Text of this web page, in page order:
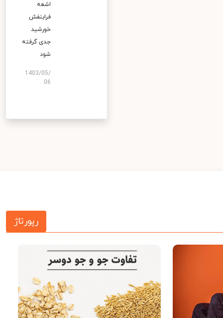
اشعه
فرابنفش
خورشید
جدی گرفته
شود
1403/05/
06
رپورتاژ